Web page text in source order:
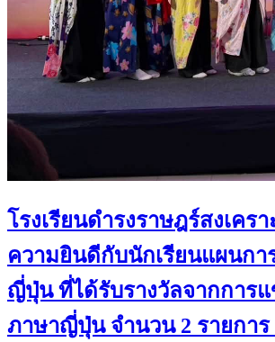
โรงเรียนดำรงราษฎร์สงเคร
ความยินดีกับนักเรียนแผนกา
ญี่ปุ่น ที่ได้รับรางวัลจากการ
ภาษาญี่ปุ่น จำนวน 2 รายกา